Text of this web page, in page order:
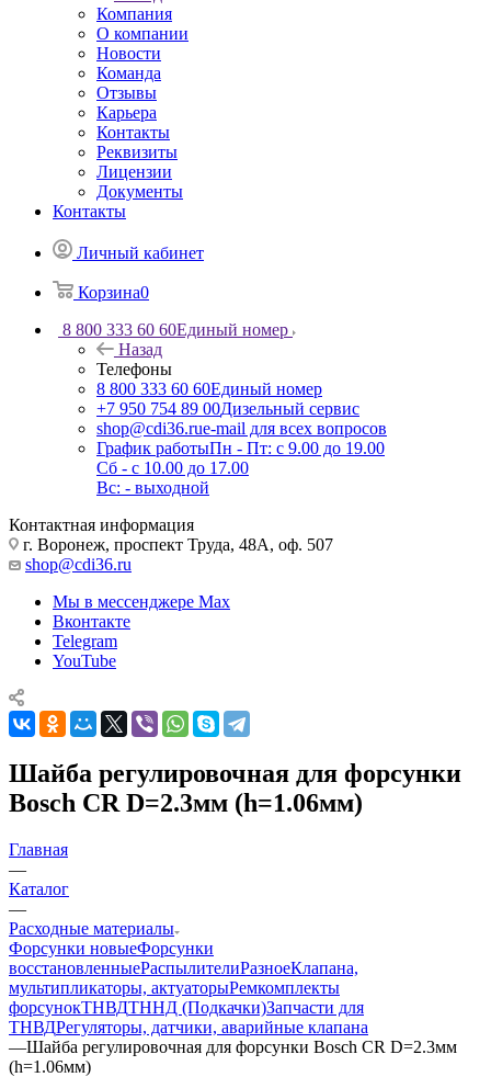
Компания
О компании
Новости
Команда
Отзывы
Карьера
Контакты
Реквизиты
Лицензии
Документы
Контакты
Личный кабинет
Корзина0
8 800 333 60 60Единый номер
Назад
Телефоны
8 800 333 60 60Единый номер
+7 950 754 89 00Дизельный сервис
shop@cdi36.rue-mail для всех вопросов
График работыПн - Пт: с 9.00 до 19.00
Сб - с 10.00 до 17.00
Вс: - выходной
Контактная информация
г. Воронеж, проспект Труда, 48А, оф. 507
shop@cdi36.ru
Мы в мессенджере Max
Вконтакте
Telegram
YouTube
Шайба регулировочная для форсунки
Bosch CR D=2.3мм (h=1.06мм)
Главная
—
Каталог
—
Расходные материалы
Форсунки новыеФорсунки
восстановленныеРаспылителиРазноеКлапана,
мультипликаторы, актуаторыРемкомплекты
форсунокТНВДТННД (Подкачки)Запчасти для
ТНВДРегуляторы, датчики, аварийные клапана
—Шайба регулировочная для форсунки Bosch CR D=2.3мм
(h=1.06мм)